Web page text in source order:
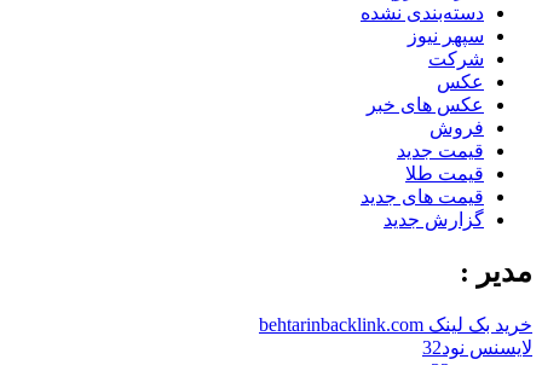
دسته‌بندی نشده
سپهر نیوز
شرکت
عکس
عکس های خبر
فروش
قیمت جدید
قیمت طلا
قیمت های جدید
گزارش جدید
مدیر :
خرید بک لینک behtarinbacklink.com
لایسنس نود32